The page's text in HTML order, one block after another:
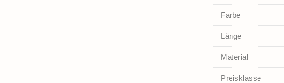
Farbe
Länge
Material
Preisklasse